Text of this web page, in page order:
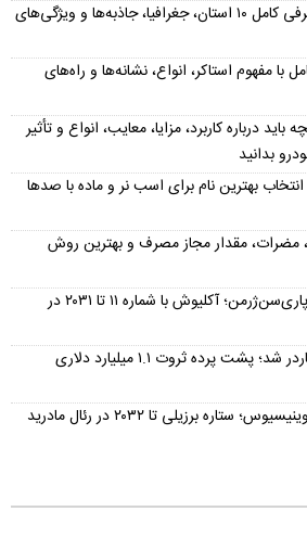
استان های ارمنستان؛ معرفی کامل ۱۰ استان، جغرافیا، جاذبه‌ها و ویژگی‌های
با مفهوم استاکر، انواع، نشانه‌ها و راه‌های
درباره کاربرد، مزایا، معایب، انواع و تأثیر
بدانید
بهترین نام برای اسب نر و ماده با صدها
مضرات، مقدار مجاز مصرف و بهترین روش
خرید ۵۰ میلیون یورویی پاری‌سن‌ژرمن؛ آکلیوش با شماره ۱۱ تا ۲۰۳۱ در
فوربس: لیونل مسی میلیاردر شد؛ پشت پرده ثروت ۱.۱ میلیارد دلاری
پایان شوک اینستاگرامی وینیسیوس؛ ستاره برزیلی تا ۲۰۳۲ در رئال مادرید